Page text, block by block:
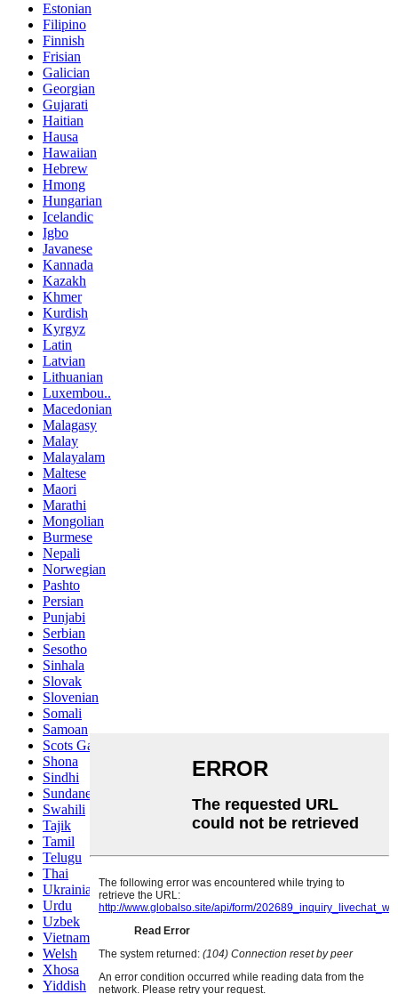
Estonian
Filipino
Finnish
Frisian
Galician
Georgian
Gujarati
Haitian
Hausa
Hawaiian
Hebrew
Hmong
Hungarian
Icelandic
Igbo
Javanese
Kannada
Kazakh
Khmer
Kurdish
Kyrgyz
Latin
Latvian
Lithuanian
Luxembou..
Macedonian
Malagasy
Malay
Malayalam
Maltese
Maori
Marathi
Mongolian
Burmese
Nepali
Norwegian
Pashto
Persian
Punjabi
Serbian
Sesotho
Sinhala
Slovak
Slovenian
Somali
Samoan
Scots Gaelic
Shona
Sindhi
Sundanese
Swahili
Tajik
Tamil
Telugu
Thai
Ukrainian
Urdu
Uzbek
Vietnamese
Welsh
Xhosa
Yiddish